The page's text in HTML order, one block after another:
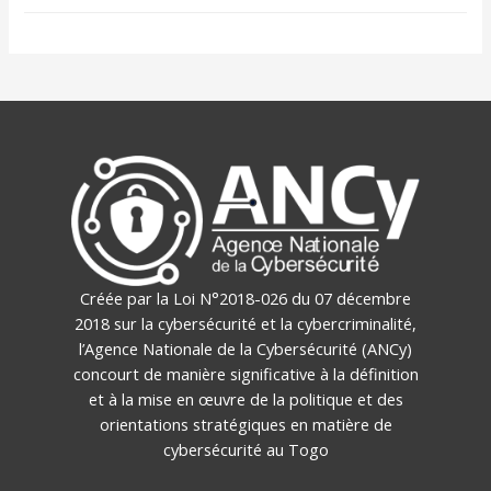
Créée par la Loi N°2018-026 du 07 décembre
2018 sur la cybersécurité et la cybercriminalité,
l’Agence Nationale de la Cybersécurité (ANCy)
concourt de manière significative à la définition
et à la mise en œuvre de la politique et des
orientations stratégiques en matière de
cybersécurité au Togo